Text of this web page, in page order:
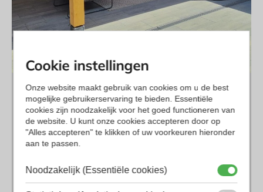
Cookie instellingen
Onze website maakt gebruik van cookies om u de best
mogelijke gebruikerservaring te bieden. Essentiële
cookies zijn noodzakelijk voor het goed functioneren van
de website. U kunt onze cookies accepteren door op
"Alles accepteren" te klikken of uw voorkeuren hieronder
aan te passen.
Noodzakelijk (Essentiële cookies)